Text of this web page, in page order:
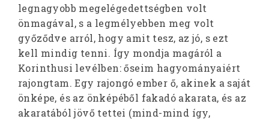
legnagyobb megelégedettségben volt
önmagával, s a legmélyebben meg volt
győződve arról, hogy amit tesz, az jó, s ezt
kell mindig tenni. Így mondja magáról a
Korinthusi levélben: őseim hagyományaiért
rajongtam. Egy rajongó ember ő, akinek a saját
önképe, és az önképéből fakadó akarata, és az
akaratából jövő tettei (mind-mind így,